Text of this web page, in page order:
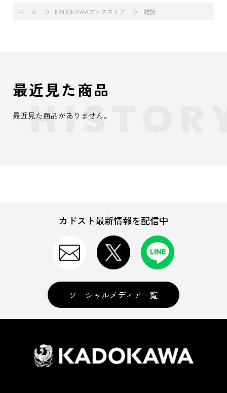
ホーム KADOKAWAブックストア 雑誌
最近見た商品
最近見た商品がありません。
カドスト最新情報を配信中
ソーシャルメディア一覧